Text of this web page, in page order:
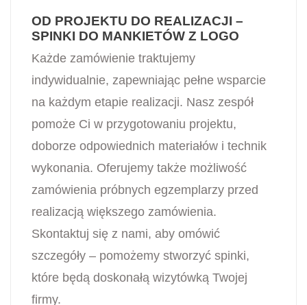
OD PROJEKTU DO REALIZACJI –
SPINKI DO MANKIETÓW Z LOGO
Każde zamówienie traktujemy
indywidualnie, zapewniając pełne wsparcie
na każdym etapie realizacji. Nasz zespół
pomoże Ci w przygotowaniu projektu,
doborze odpowiednich materiałów i technik
wykonania. Oferujemy także możliwość
zamówienia próbnych egzemplarzy przed
realizacją większego zamówienia.
Skontaktuj się z nami, aby omówić
szczegóły – pomożemy stworzyć spinki,
które będą doskonałą wizytówką Twojej
firmy.